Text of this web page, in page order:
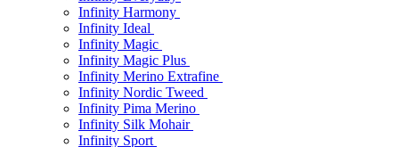
Infinity Harmony
Infinity Ideal
Infinity Magic
Infinity Magic Plus
Infinity Merino Extrafine
Infinity Nordic Tweed
Infinity Pima Merino
Infinity Silk Mohair
Infinity Sport